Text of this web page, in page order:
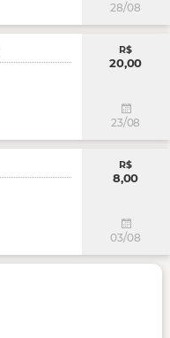
28/08
R$
20,00
23/08
R$
8,00
03/08